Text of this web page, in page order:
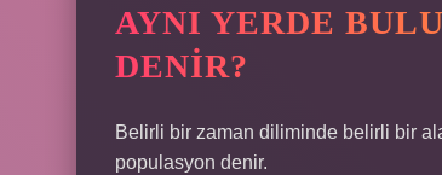
AYNI YERDE
DENIR?
Belirli bir zaman diliminde belirli bir
populasyon denir.